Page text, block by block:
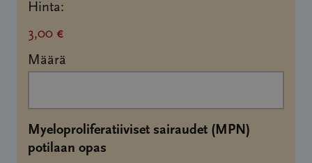
Hinta:
3,00 €
Määrä
Myeloproliferatiiviset sairaudet (MPN)
potilaan opas